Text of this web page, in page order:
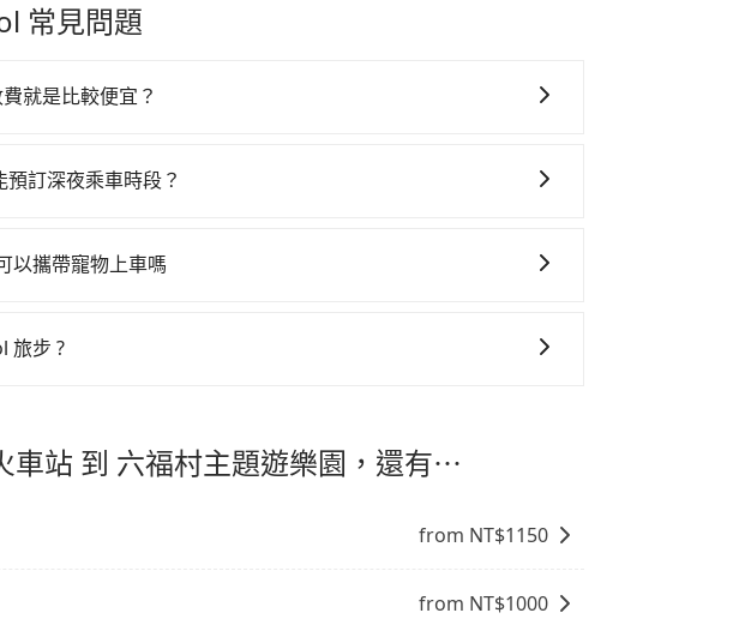
專車接送，則每人平均花費617元，費時85分鐘
更多，選擇tripool的價格更便宜划算。
常見問題
就是比較便宜？
低空車率，也就是提高俗稱「回頭車」的比例。這不僅體現在成本
品質的控管會更佳。
取消退費，如已經決定好要從 台中火車站 到 六福村主題遊樂園，
訂深夜乘車時段？
以攜帶寵物上車嗎
，行車中請勿將寵物抱出來或置於座椅上，避免車程中不適應發生
旅步 ?
擔心交通造成限制。
車站 到 六福村主題遊樂園，還有⋯
from NT$1150
from NT$1000